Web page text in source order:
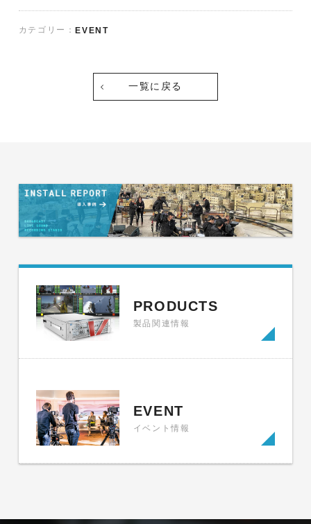
o
カテゴリー：EVENT
一覧に戻る
PRODUCTS
製品関連情報
EVENT
イベント情報